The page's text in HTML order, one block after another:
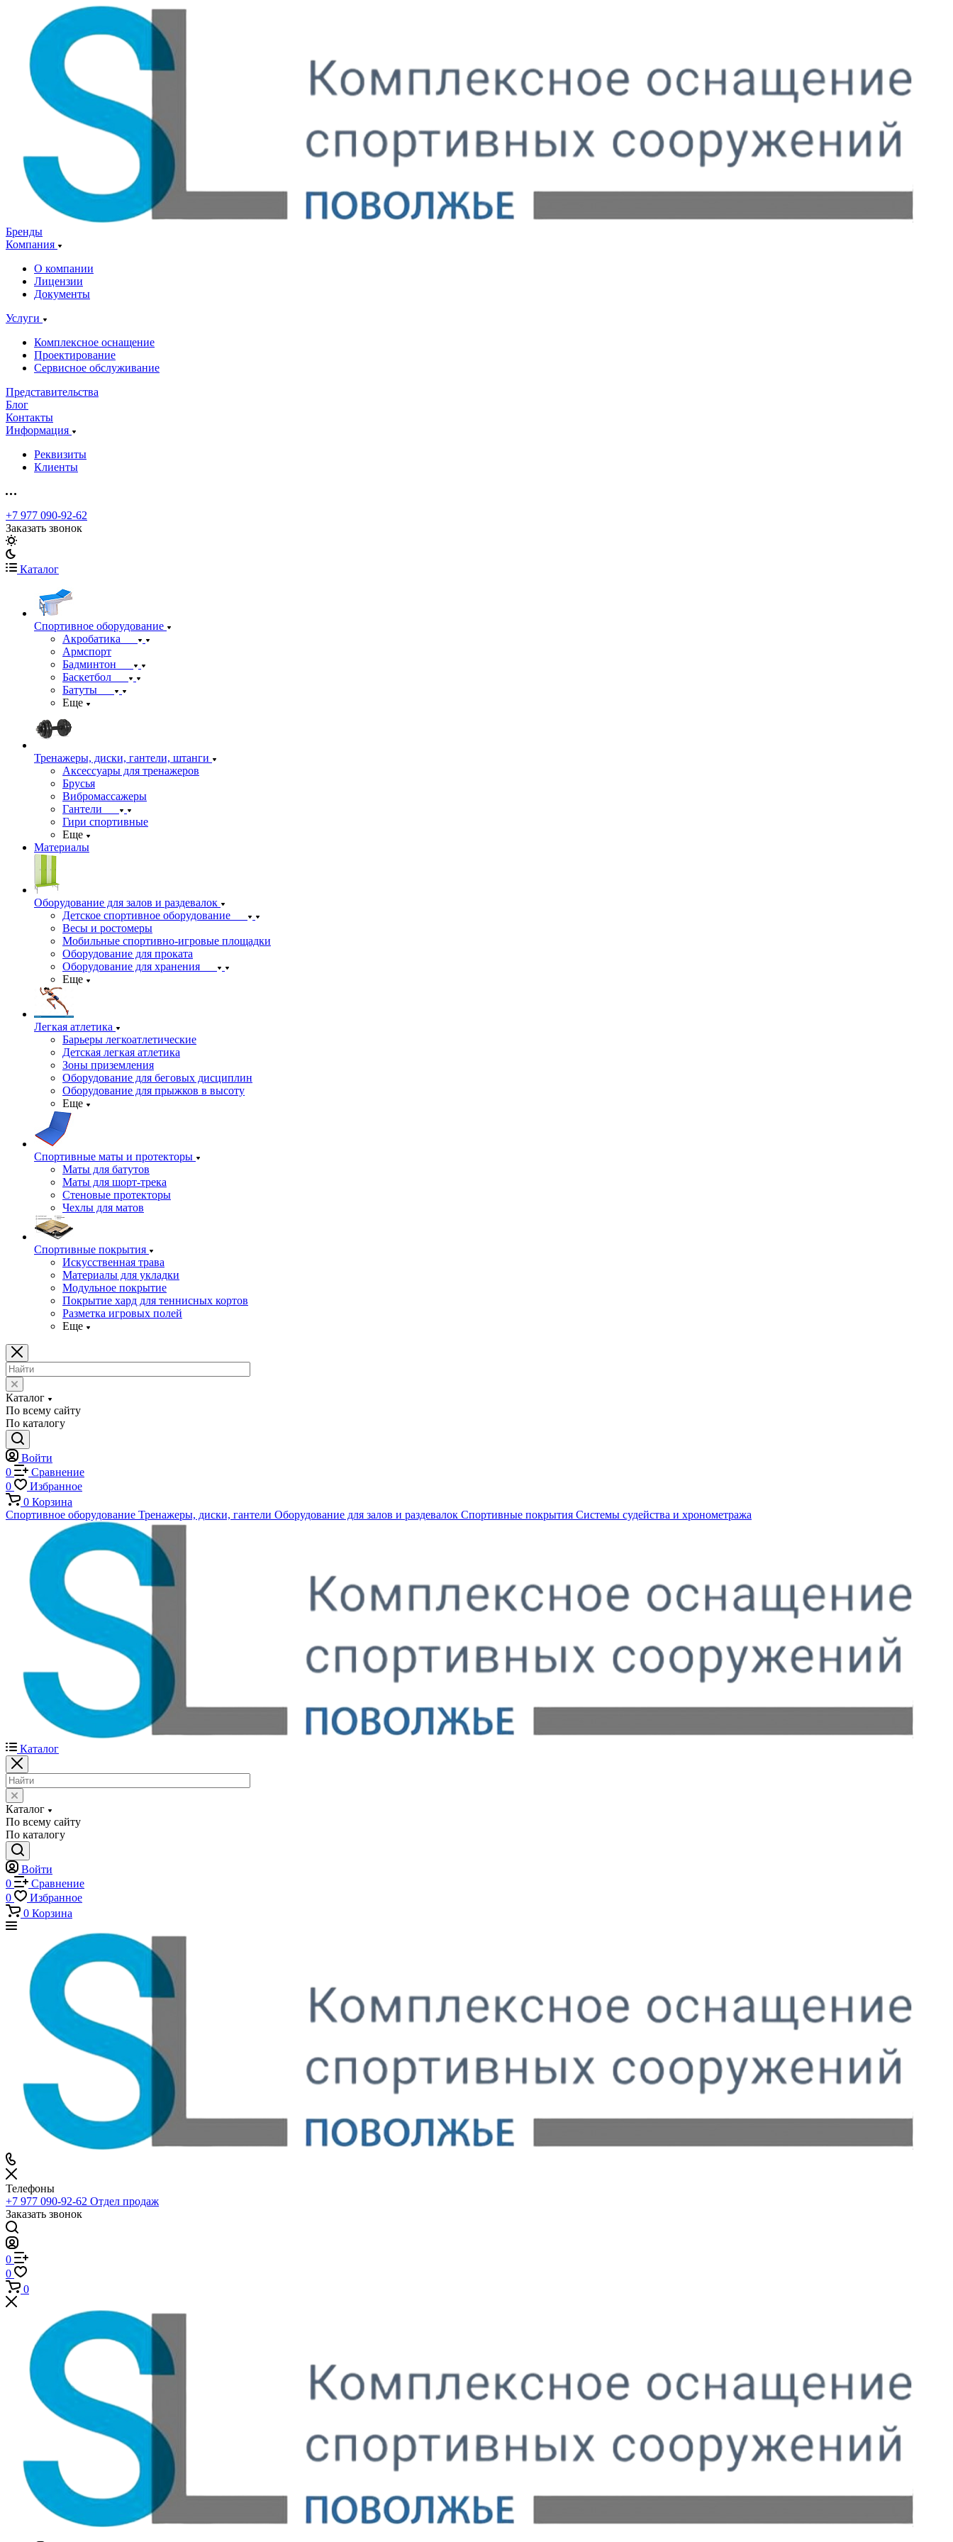
Бренды
Компания
О компании
Лицензии
Документы
Услуги
Комплексное оснащение
Проектирование
Сервисное обслуживание
Представительства
Блог
Контакты
Информация
Реквизиты
Клиенты
+7 977 090-92-62
Заказать звонок
Каталог
Спортивное оборудование
Акробатика
Армспорт
Бадминтон
Баскетбол
Батуты
Еще
Тренажеры, диски, гантели, штанги
Аксессуары для тренажеров
Брусья
Вибромассажеры
Гантели
Гири спортивные
Еще
Материалы
Оборудование для залов и раздевалок
Детское спортивное оборудование
Весы и ростомеры
Мобильные спортивно-игровые площадки
Оборудование для проката
Оборудование для хранения
Еще
Легкая атлетика
Барьеры легкоатлетические
Детская легкая атлетика
Зоны приземления
Оборудование для беговых дисциплин
Оборудование для прыжков в высоту
Еще
Спортивные маты и протекторы
Маты для батутов
Маты для шорт-трека
Стеновые протекторы
Чехлы для матов
Спортивные покрытия
Искусственная трава
Материалы для укладки
Модульное покрытие
Покрытие хард для теннисных кортов
Разметка игровых полей
Еще
Каталог
По всему сайту
По каталогу
Войти
0
Сравнение
0
Избранное
0 Корзина
Спортивное оборудование Тренажеры, диски, гантели Оборудование для залов и раздевалок Спортивные покрытия Системы судейства и хронометража
Каталог
Каталог
По всему сайту
По каталогу
Войти
0
Сравнение
0
Избранное
0 Корзина
Телефоны
+7 977 090-92-62 Отдел продаж
Заказать звонок
0
0
0